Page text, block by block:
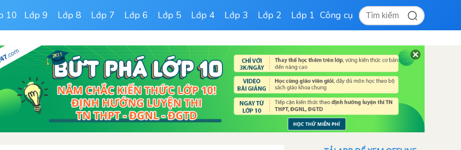
10 Lớp 9 Lớp 8 Lớp 7 Lớp 6 Lớp 5 Lớp 4 Lớp 3 Lớp 2 Lớp 1 Công cụ